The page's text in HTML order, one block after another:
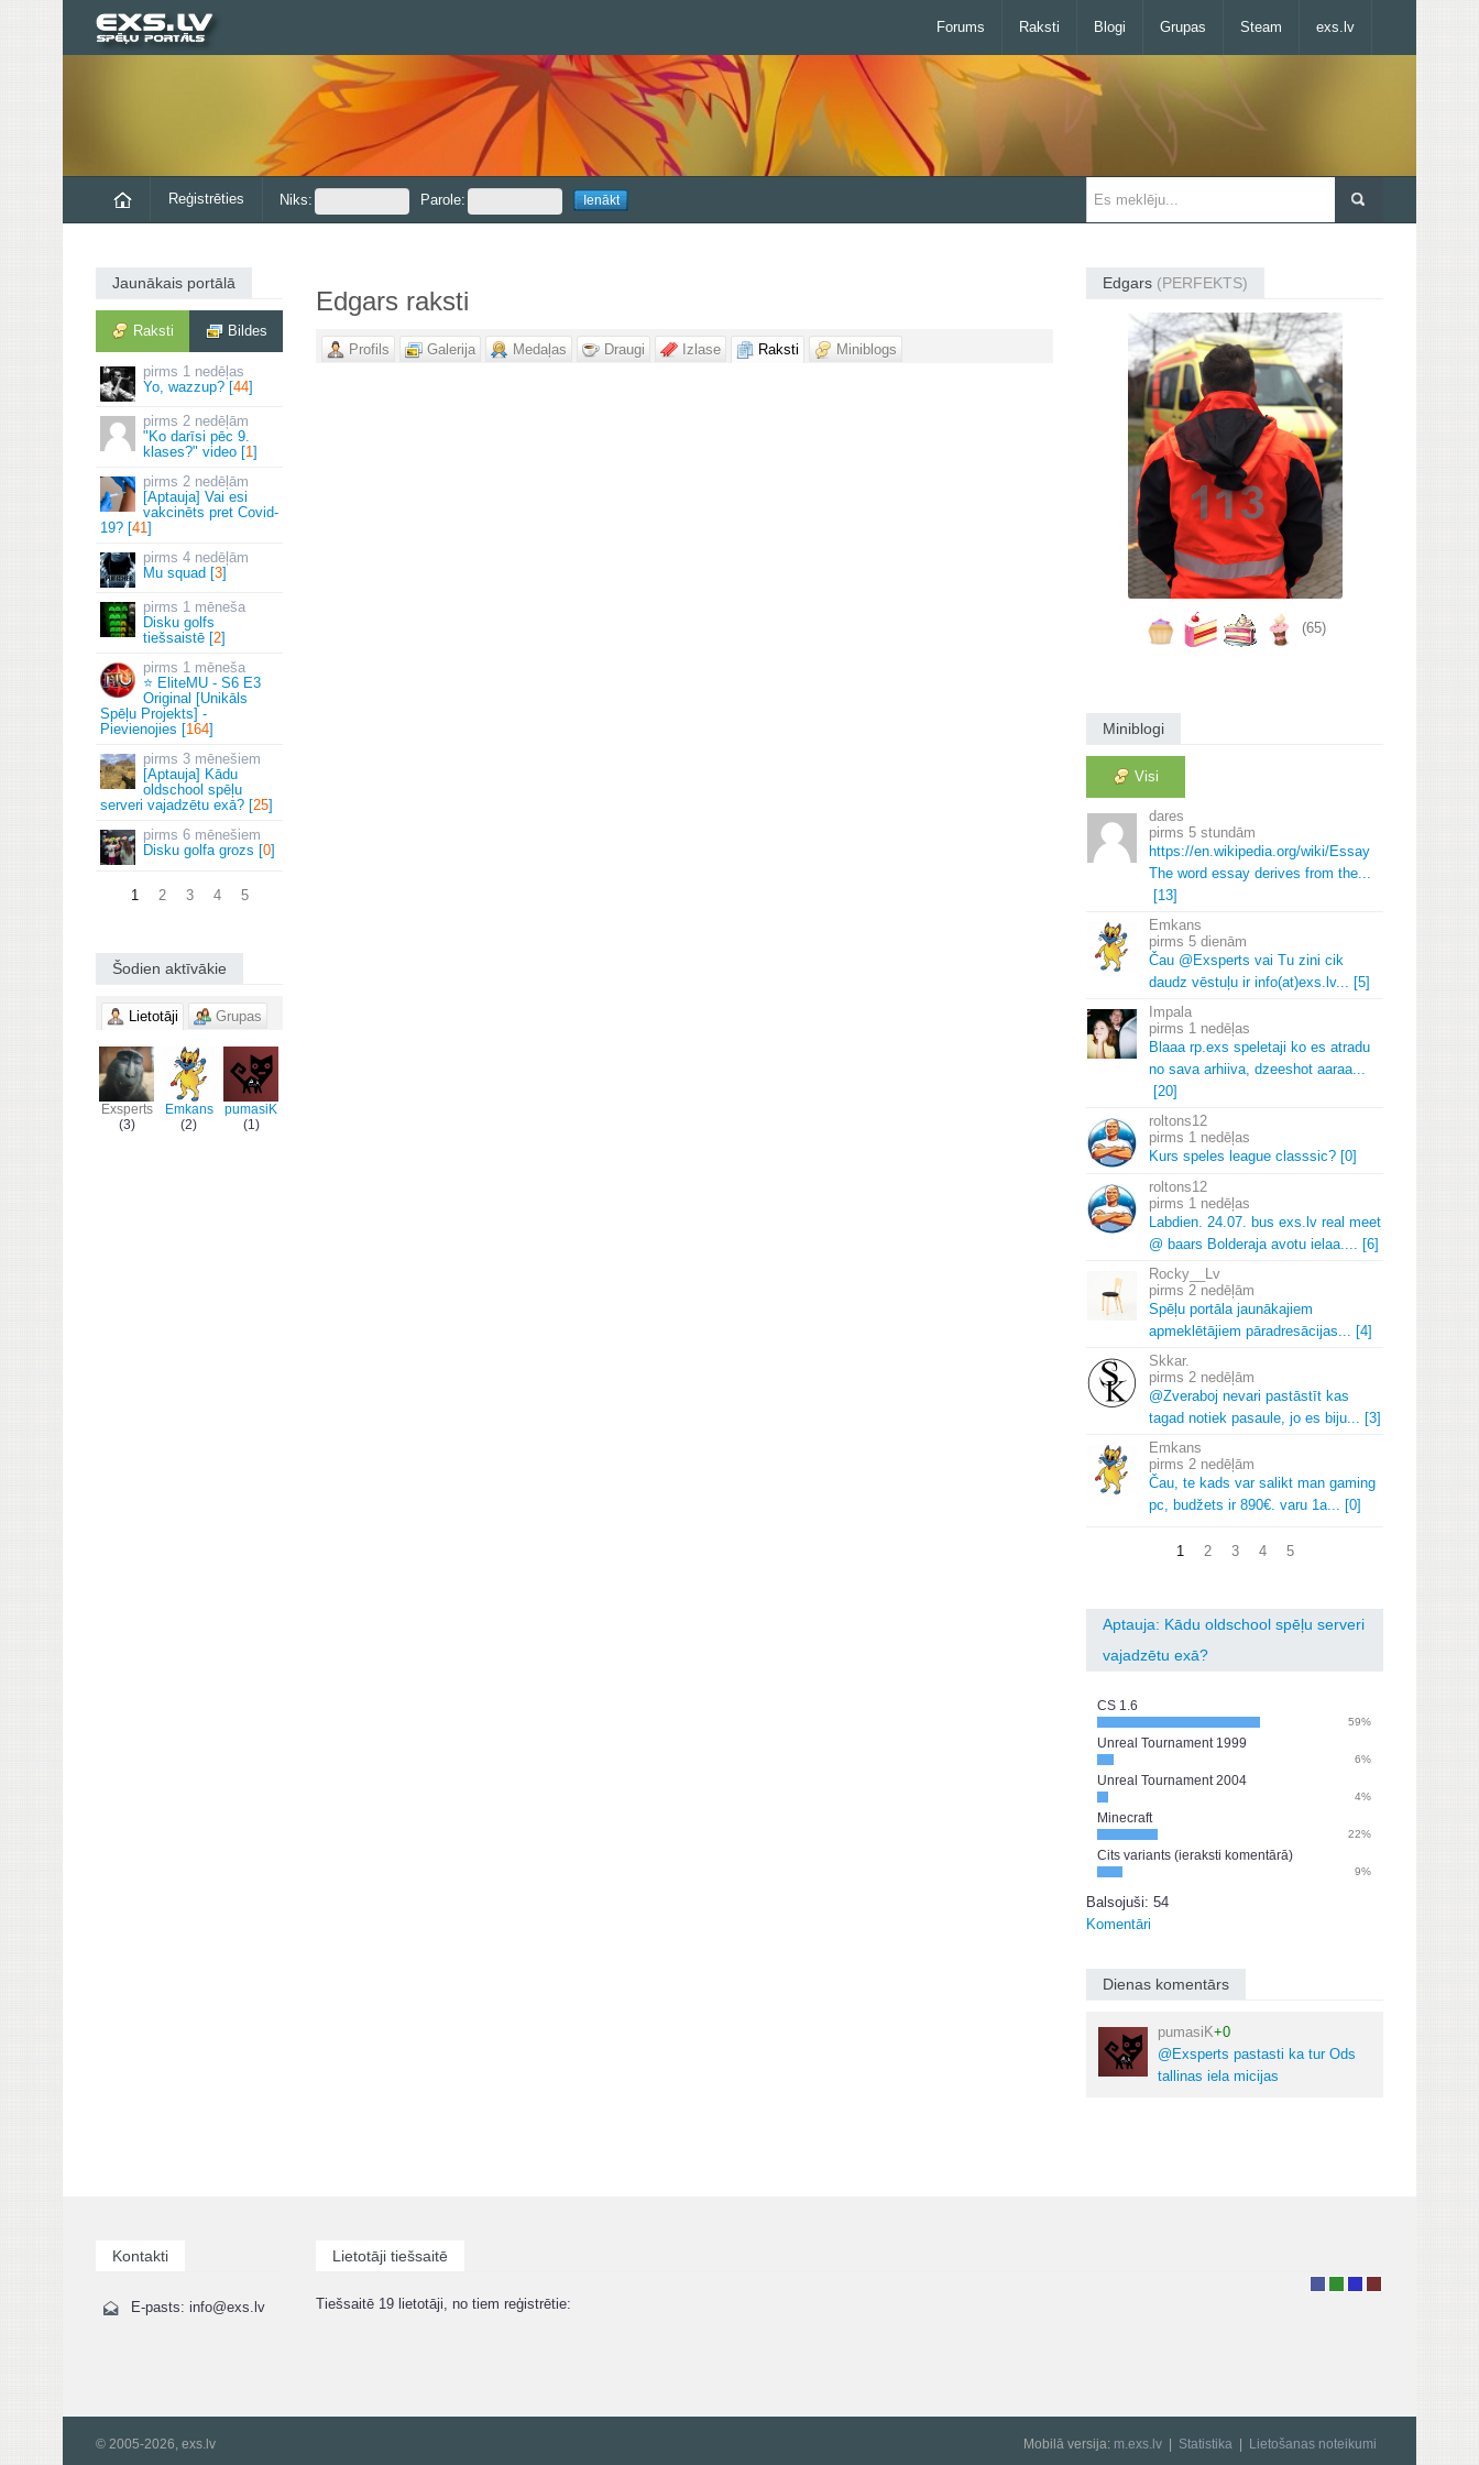
Forums Raksti Blogi Grupas Steam exs.lv
Reģistrēties Niks: Parole:
Jaunākais portālā
Raksti Bildes
1 nedēļas
Yo, wazzup? [44]
2 nedēļām
"Ko darīsi pēc 9.
klases?" video [1]
2 nedēļām
[Aptauja] Vai esi
vakcinēts pret Covid-
19? [41]
4 nedēļām
Mu squad [3]
1 mēneša
Disku golfs
tiešsaistē [2]
1 mēneša
⭐ EliteMU - S6 E3
Original [Unikāls
Spēļu Projekts] -
Pievienojies [164]
3 mēnešiem
[Aptauja] Kādu
oldschool spēļu
serveri vajadzētu exā? [25]
6 mēnešiem
Disku golfa grozs [0]
1 2 3 4 5
Šodien aktīvākie
Lietotāji Grupas
Exsperts
(3)
Emkans
(2)
pumasiK
(1)
Edgars raksti
Profils Galerija Medaļas Draugi Izlase Raksti Miniblogs
Edgars (PERFEKTS)
(65)
Miniblogi
Visi
dares
5 stundām
https://en.wikipedia.org/wiki/Essay
The word essay derives from the...
[13]
Emkans
5 dienām
Čau @Exsperts vai Tu zini cik
daudz vēstuļu ir info(at)exs. lv... [5]
Impala
1 nedēļas
Blaaa rp.exs speletaji ko es atradu
no sava arhiiva, dzeeshot aaraa...
[20]
roltons12
1 nedēļas
Kurs speles league classsic? [0]
roltons12
1 nedēļas
Labdien. 24.07. bus exs. lv real meet
@ baars Bolderaja avotu ielaa.... [6]
Rocky__Lv
2 nedēļām
Spēļu portāla jaunākajiem
apmeklētājiem pāradresācijas... [4]
Skkar.
2 nedēļām
@Zveraboj nevari pastāstīt kas
tagad notiek pasaule, jo es biju... [3]
Emkans
2 nedēļām
Čau, te kads var salikt man gaming
pc, budžets ir 890€. varu 1a... [0]
1 2 3 4 5
Aptauja: Kādu oldschool spēļu serveri
vajadzētu exā?
CS 1.6
59%
Unreal Tournament 1999
6%
Unreal Tournament 2004
4%
Minecraft
22%
Cits variants (ieraksti komentārā)
9%
Balsojuši: 54
Komentāri
Dienas komentārs
pumasiK+0
@Exsperts pastasti ka tur Ods
tallinas iela micijas
Kontakti
E-pasts: info@exs.lv
Lietotāji tiešsaitē
Tiešsaitē 19 lietotāji, no tiem reģistrētie:
Mobilā versija: m.exs.lv Statistika Lietošanas noteikumi
© 2005-2026, exs.lv